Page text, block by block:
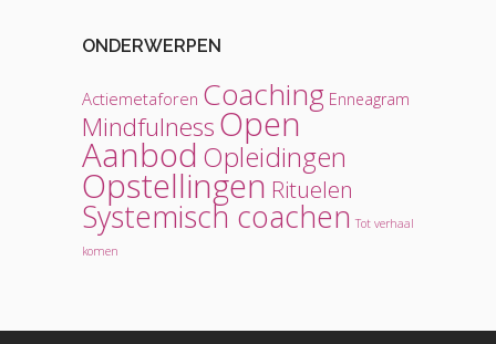
ONDERWERPEN
Actiemetaforen Coaching Enneagram
MindfulnessOpen
Aanbod Opleidingen
Opstellingen Rituelen
Systemisch coachen Tot verhaal
komen